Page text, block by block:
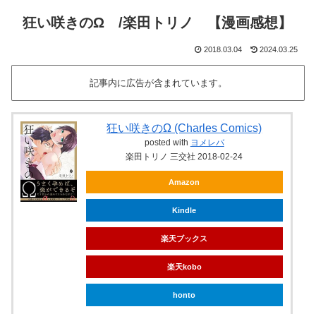
狂い咲きのΩ /楽田トリノ 【漫画感想】
2018.03.04 2024.03.25
記事内に広告が含まれています。
狂い咲きのΩ (Charles Comics)
posted with ヨメレバ
楽田トリノ 三交社 2018-02-24
Amazon
Kindle
楽天ブックス
楽天kobo
honto